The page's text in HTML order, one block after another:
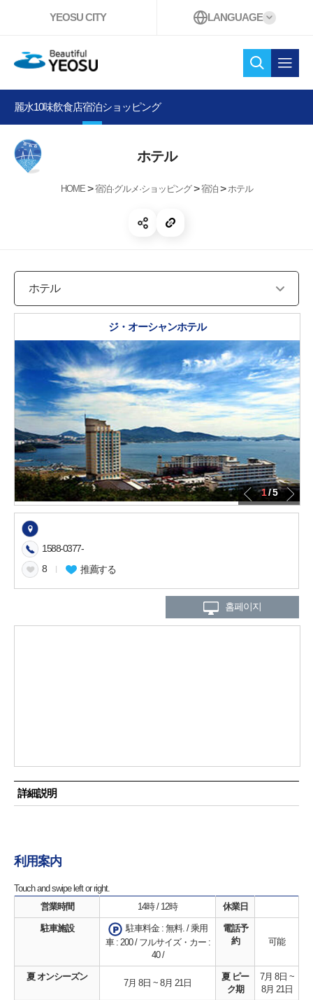
YEOSU CITY LANGUAGE
Beautiful YEOSU
検索
オー
麗水10味飲食店宿泊ショッピング
ホテル
HOME>宿泊·グルメ·ショッピング>宿泊>ホテル
共有する 開く
ホテル
ジ・オーシャンホテル
1/ 5
1588-0377-
8
l 推薦する
홈페이지
詳細説明
利用案内
Touch and swipe left or right.
営業時間
14時 / 12時 休業日
駐車施設
駐車料金 : 無料. / 乘用
車 : 200 / フルサイズ・カー :
40 /
電話予
約
可能
夏 オンシーズン
7月 8日 ~ 8月 21日
夏 ピー
ク期
7月 8日 ~
8月 21日